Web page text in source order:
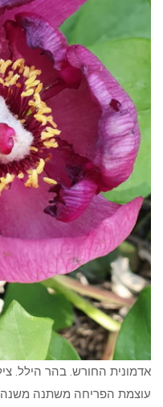
אדמונית החורש. בהר הילל.
עוצמת הפריחה משתנה משנה